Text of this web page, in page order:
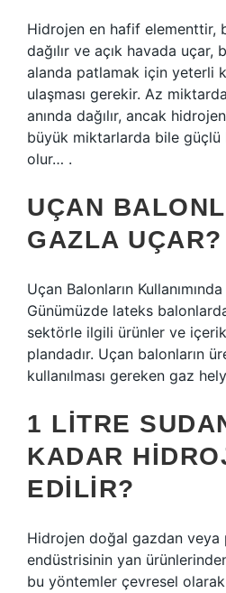
Hidrojen en hafif elementtir,
dağılır ve açık havada uçar,
alanda patlamak için yeterli
ulaşması gerekir. Az
anında dağılır, ancak
büyük miktarlarda bile
olur… .
UÇAN
GAZLA UÇAR?
Uçan Balonların
Günümüzde lateks
sektörle ilgili ürünler ve
plandadır. Uçan balonların
kullanılması gereken gaz
1 LITRE
KADAR
EDILIR?
Hidrojen doğal gazdan veya
endüstrisinin yan
bu yöntemler çevresel